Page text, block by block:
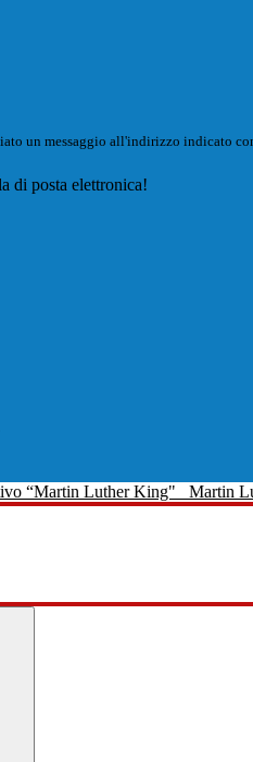
un messaggio all'indirizzo indicato
di posta elettronica!
Martin